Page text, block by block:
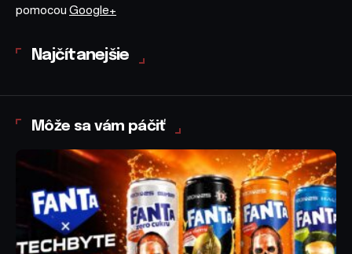
pomocou Google+
Najčítanejšie
Môže sa vám páčiť